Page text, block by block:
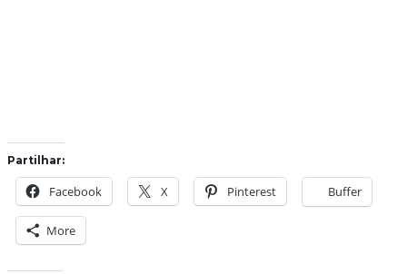
Partilhar:
Facebook X Pinterest Buffer
More